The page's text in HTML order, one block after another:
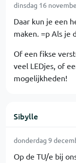
dinsdag 16
Daar kun je een
maken. =p Als je
Of een fikse
veel LEDjes, of
mogelijkheden!
Sibylle
donderdag 9
Op de TU/e bij